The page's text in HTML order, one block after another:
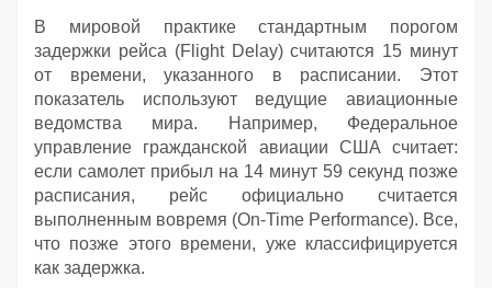
В мировой практике стандартным порогом
задержки рейса (Flight Delay) считаются 15 минут
от времени, указанного в расписании. Этот
показатель используют ведущие авиационные
ведомства мира. Например, Федеральное
управление гражданской авиации США считает:
если самолет прибыл на 14 минут 59 секунд позже
расписания, рейс официально считается
выполненным вовремя (On-Time Performance). Все,
что позже этого времени, уже классифицируется
как задержка.